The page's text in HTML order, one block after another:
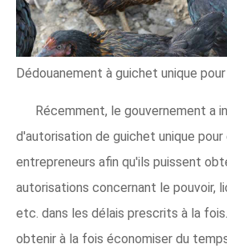
Dédouanement à guichet unique
Récemment, le gouvernement a
d'autorisation de guichet unique pour
entrepreneurs afin qu'ils puissent
autorisations concernant le pouvoir,
etc. dans les délais prescrits à la
obtenir à la fois économiser du